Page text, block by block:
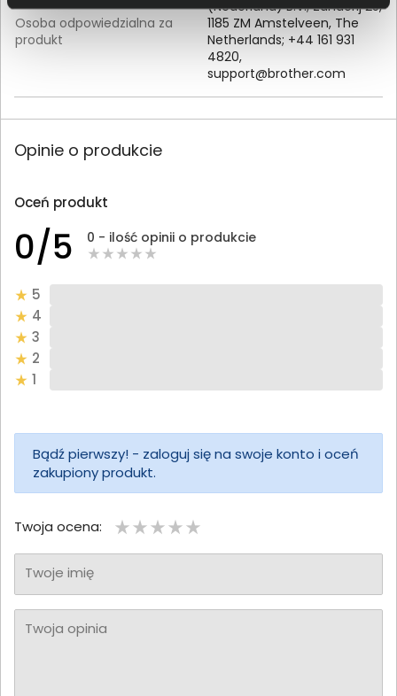
Osoba odpowiedzialna za
produkt
(Nederland) B.V.; Zanderij 25,
1185 ZM Amstelveen, The
Netherlands; +44 161 931
4820,
support@brother.com
Opinie o produkcie
Oceń produkt
0/5 0 - ilość opinii o produkcie
5
4
3
2
1
Bądź pierwszy! - zaloguj się na swoje konto i oceń
zakupiony produkt.
Twoja ocena:
Twoje imię
Twoja opinia